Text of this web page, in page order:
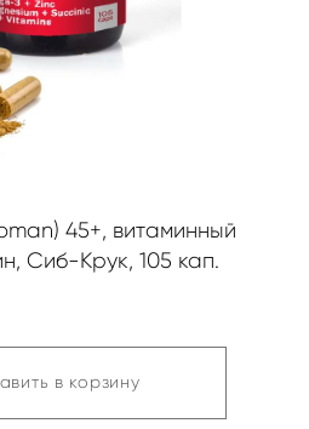
45+, витаминный
Сиб-Крук, 105 кап.
в корзину